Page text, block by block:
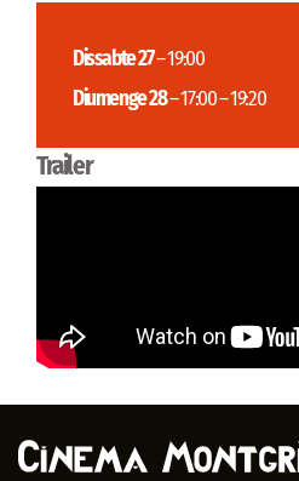
Dissabte 27– 19:00
Diumenge 28– 17:00 – 19:20
Trailer